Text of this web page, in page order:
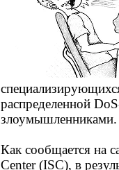
распределенной
злоумышленниками.
Как сообщается на
Center (ISC), в